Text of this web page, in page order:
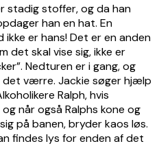
stadig stoffer, og da han
han en hat. En
er hans! Det er en anden
det skal vise sig, ikke er
Nedturen er i gang, og
værre. Jackie søger hjælp
Ralph, hvis
når også Ralphs kone og
på banen, bryder kaos løs.
findes lys for enden af det